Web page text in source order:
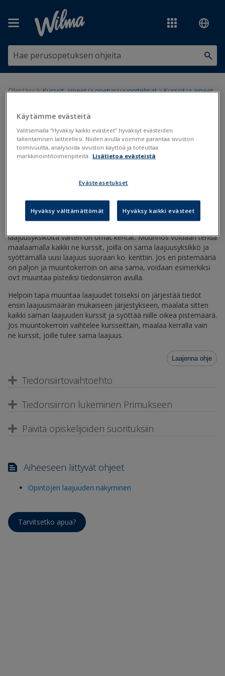
Olet tässä:Kurssit, aineet ja opetussuunnitelmat>Kurssit ja aineet
Laajuuksien vaihtaminen
Opintojen laajuus
toiseen esimerkiksi viranomaistaholta tulevien muutosten takia.
Laajuudet muunnetaan esimerkiksi opintoviikoista
laajuusyksiköitä varten on omat kentät. Muunnos voidaan tehdä
maalaamalla kaikki ne kurssit, joilla on sama laajuusyksikkö ja
syöttämällä uusi laajuus suoraan ko. kenttiin. Jos eri pistemääriä
on paljon ja muuntokerroin on aina sama, voidaan esimerkiksi
ov:t muuntaa pisteiksi tiedonsiirron avulla.
Helpoin tapa muuntaa laajuudet toiseksi on järjestää tiedot
ensin laajuusmäärän mukaiseen järjestykseen, maalata sitten
kaikki saman laajuuden kurssit ja syöttää niille oikea pistemäärä.
Jos muuntokerroin vaihtelee kursseittain, maalaa kerralla vain
ne kurssit, joille tulee sama laajuus.
Laajenna ohje
Tiedonsiirtovaihtoehto
Tiedonsiirron lukeminen Primukseen
Päivitä opiskelijoiden suorituksiin
Aiheeseen liittyvät ohjeet
Opintojen laajuuden näkyminen
Tarvitsetko apua?
Käytämme evästeitä
Valitsemalla “Hyväksy kaikki evästeet” hyväksyt evästeiden
tallentamisen laitteellesi. Niiden avulla voimme parantaa sivuston
toimivuutta, analysoida sivuston käyttöä ja toteuttaa
markkinointitoimenpiteitä. Lisätietoa evästeistä
Evästeasetukset
Hyväksy välttämättömät Hyväksy kaikki evästeet